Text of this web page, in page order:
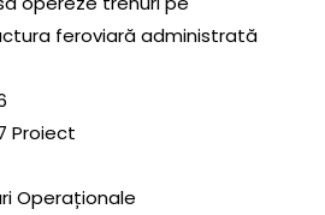
feroviară administrată
Proiect
Operaționale